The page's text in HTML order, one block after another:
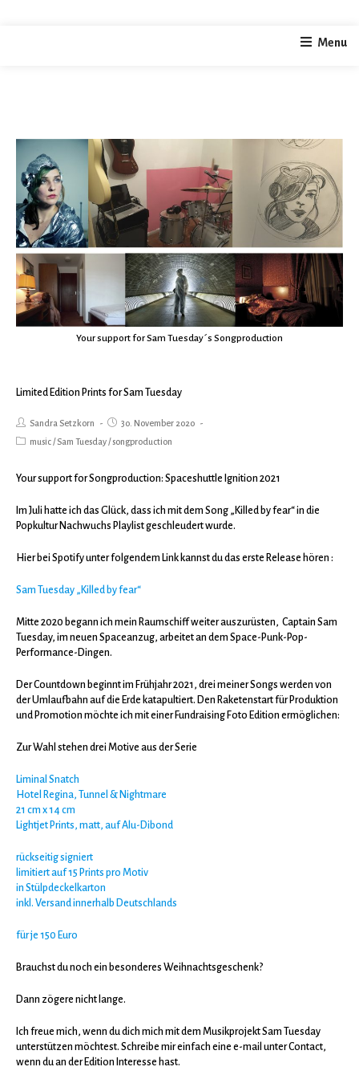
Menu
Limited Edition Prints for Sam Tuesday
Your support for Sam Tuesday´s Songproduction
Limited Edition Prints for Sam Tuesday
Sandra Setzkorn
30. November 2020
music/Sam Tuesday/ songproduction
Your support for Songproduction: Spaceshuttle Ignition 2021
Im Juli hatte ich das Glück, dass ich mit dem Song „Killed by fear“ in die
Popkultur Nachwuchs Playlist geschleudert wurde.
Hier bei Spotify unter folgendem Link kannst du das erste Release hören :
Sam Tuesday „Killed by fear“
Mitte 2020 begann ich mein Raumschiff weiter auszurüsten, Captain Sam
Tuesday, im neuen Spaceanzug, arbeitet an dem Space-Punk-Pop-
Performance-Dingen.
Der Countdown beginnt im Frühjahr 2021, drei meiner Songs werden von
der Umlaufbahn auf die Erde katapultiert. Den Raketenstart für Produktion
und Promotion möchte ich mit einer Fundraising Foto Edition ermöglichen:
Zur Wahl stehen drei Motive aus der Serie
Liminal Snatch
Hotel Regina, Tunnel & Nightmare
21 cm x 14 cm
Lightjet Prints, matt, auf Alu-Dibond
rückseitig signiert
limitiert auf 15 Prints pro Motiv
in Stülpdeckelkarton
inkl. Versand innerhalb Deutschlands
für je 150 Euro
Brauchst du noch ein besonderes Weihnachtsgeschenk?
Dann zögere nicht lange.
Ich freue mich, wenn du dich mich mit dem Musikprojekt Sam Tuesday
unterstützen möchtest. Schreibe mir einfach eine e-mail unterContact,
wenn du an der Edition Interesse hast.